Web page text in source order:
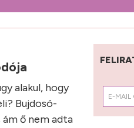
alakul, hogy
Bujdosó-
ő nem adta